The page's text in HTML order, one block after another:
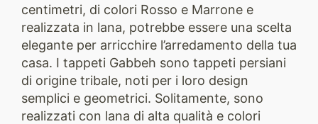
centimetri, di colori Rosso e Marrone e
realizzata in lana, potrebbe essere una scelta
elegante per arricchire l’arredamento della tua
casa. I tappeti Gabbeh sono tappeti persiani
di origine tribale, noti per i loro design
semplici e geometrici. Solitamente, sono
realizzati con lana di alta qualità e colori